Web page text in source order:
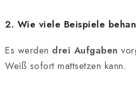
2. Wie viele Beispiele
Es werden drei Aufgaben
Weiß sofort mattsetzen kann.